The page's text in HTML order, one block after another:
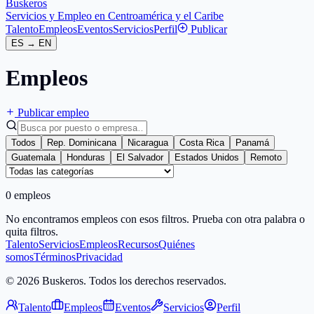
Buskeros
Servicios y Empleo en Centroamérica y el Caribe
TalentoEmpleosEventosServiciosPerfil Publicar
ES → EN
Empleos
Publicar empleo
Todos Rep. Dominicana Nicaragua Costa Rica
Panamá
Guatemala
Honduras El Salvador Estados Unidos Remoto
0 empleos
No encontramos empleos con esos filtros. Prueba con otra palabra o
quita filtros.
TalentoServiciosEmpleosRecursosQuiénes
somosTérminosPrivacidad
© 2026 Buskeros. Todos los derechos reservados.
Talento Empleos Eventos Servicios Perfil